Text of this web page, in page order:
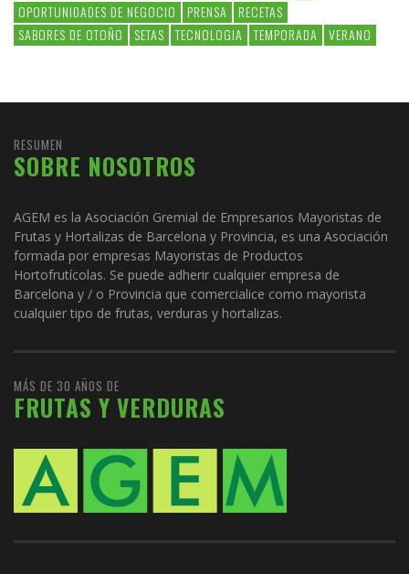
OPORTUNIDADES DE NEGOCIO
PRENSA
RECETAS
SABORES DE OTOÑO
SETAS TECNOLOGIA TEMPORADA VERANO
RESUMEN
SOBRE NOSOTROS
AGEM es la Asociación Gremial de Empresarios Mayoristas de
Frutas y Hortalizas de Barcelona y Provincia, es una Asociación
formada por empresas Mayoristas de Productos
Hortofrutícolas. Se puede adherir cualquier empresa de
Barcelona y / o Provincia que comercialice como mayorista
cualquier tipo de frutas, verduras y hortalizas.
MÁS DE 30 AÑOS DE
FRUTAS Y VERDURAS